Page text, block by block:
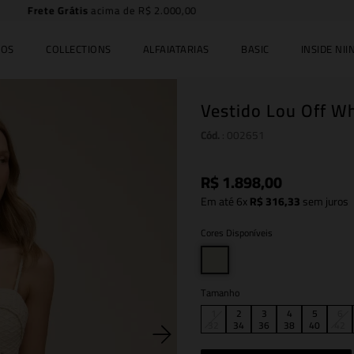
5% off no PIX
COLLECTIONS ALFAIATARIAS BASIC INSIDE
Vestido Lou Off
R$1.898,00
Em até6xR$316,33sem juros
Cores Disponíveis
Tamanho
2
34
3
36
4
38
5
40